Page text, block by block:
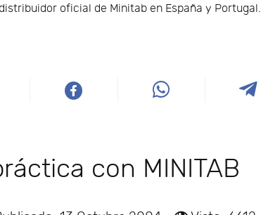
oficial de Minitab en España y Portugal.
con MINITAB